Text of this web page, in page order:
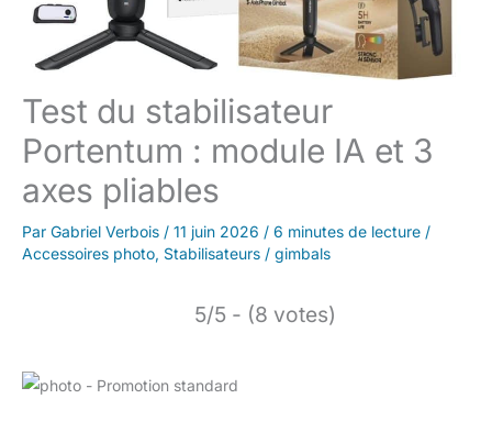
Test du stabilisateur
Portentum : module IA et 3
axes pliables
Par Gabriel Verbois / 11 juin 2026 / 6 minutes de lecture /
Accessoires photo, Stabilisateurs / gimbals
5/5 - (8 votes)